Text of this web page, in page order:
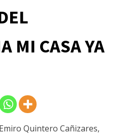
MI CASA YA
Quintero Cañizares,